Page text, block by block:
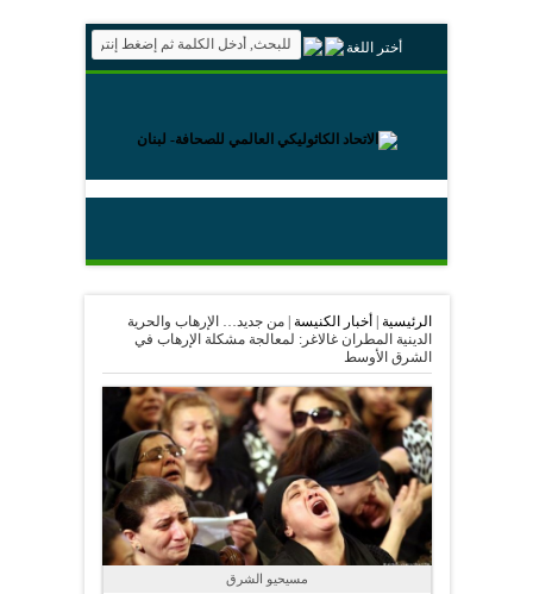
أختر اللغة
الرئيسية أخبار الكنيسة |من جديد… الإرهاب والحرية
الدينية المطران غالاغر: لمعالجة مشكلة الإرهاب في
الشرق الأوسط
مسيحيو الشرق